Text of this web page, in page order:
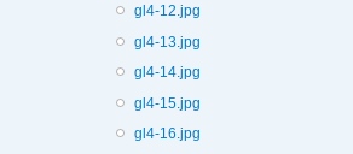
gl4-12.jpg
gl4-13.jpg
gl4-14.jpg
gl4-15.jpg
gl4-16.jpg